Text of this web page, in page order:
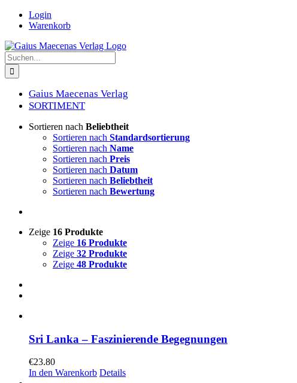
Zum
Inhalt
Login
Warenkorb
Suche
nach:
Gaius Maecenas Verlag
SORTIMENT
Sortieren nach Beliebtheit
Sortieren nach Standardsortierung
Sortieren nach Name
Sortieren nach Preis
Sortieren nach Datum
Sortieren nach Beliebtheit
Sortieren nach Bewertung
Zeige 16 Produkte
Zeige 16 Produkte
Zeige 32 Produkte
Zeige 48 Produkte
Sri Lanka – Faszinierende Begegnungen
€23.80
In den Warenkorb Details